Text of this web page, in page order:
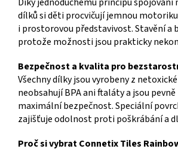
dílků si děti procvičují jemnou
i prostorovou představivost. Stavění a
protože možnosti jsou prakticky
Bezpečnost a kvalita pro
Všechny dílky jsou vyrobeny z
neobsahují BPA ani ftaláty a jsou
maximální bezpečnost. Speciální
zajišťuje odolnost proti poškrábání a
Proč si vybrat Connetix Tiles